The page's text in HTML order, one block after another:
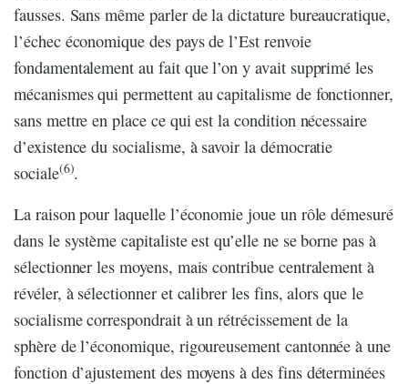
fausses. Sans même parler de la dictature bureaucratique,
l’échec économique des pays de l’Est renvoie
fondamentalement au fait que l’on y avait supprimé les
mécanismes qui permettent au capitalisme de fonctionner,
sans mettre en place ce qui est la condition nécessaire
d’existence du socialisme, à savoir la démocratie
sociale(6).
La raison pour laquelle l’économie joue un rôle démesuré
dans le système capitaliste est qu’elle ne se borne pas à
sélectionner les moyens, mais contribue centralement à
révéler, à sélectionner et calibrer les fins, alors que le
socialisme correspondrait à un rétrécissement de la
sphère de l’économique, rigoureusement cantonnée à une
fonction d’ajustement des moyens à des fins déterminées